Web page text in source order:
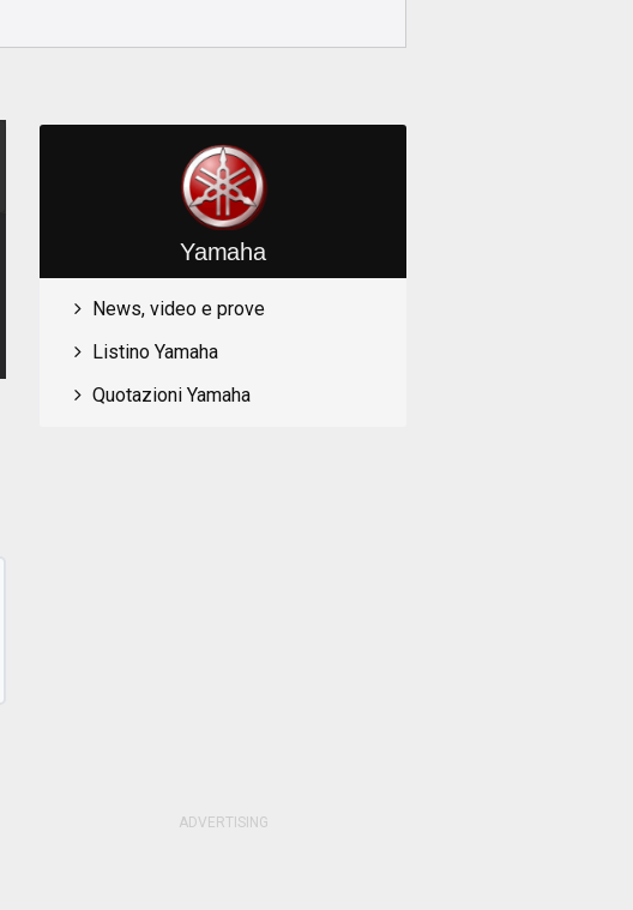
Yamaha
News, video e prove
Listino Yamaha
Quotazioni Yamaha